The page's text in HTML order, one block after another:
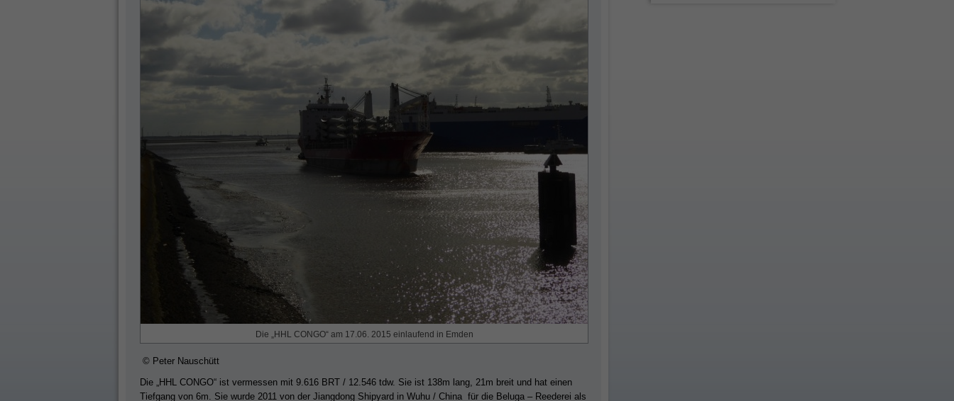
Die „HHL CONGO“ am 17.06. 2015 einlaufend in Emden
© Peter Nauschütt
Die „HHL CONGO“ ist vermessen mit 9.616 BRT / 12.546 tdw. Sie ist 138m lang, 21m breit und hat einen
Tiefgang von 6m. Sie wurde 2011 von der Jiangdong Shipyard in Wuhu / China für die Beluga – Reederei als